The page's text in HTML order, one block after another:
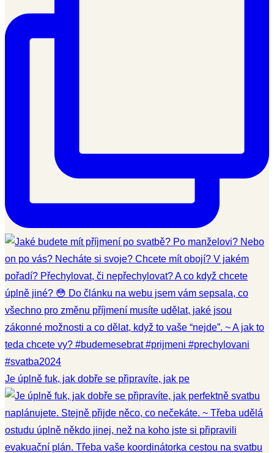
Je úplně fuk, jak dobře se připravíte, jak pe